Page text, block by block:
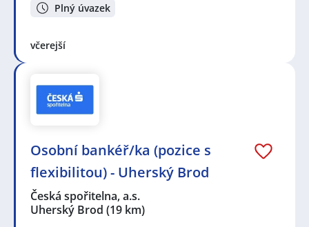
Plný úvazek
včerejší
Osobní bankéř/ka (pozice s
flexibilitou) - Uherský Brod
Česká spořitelna, a.s.
Uherský Brod (19 km)